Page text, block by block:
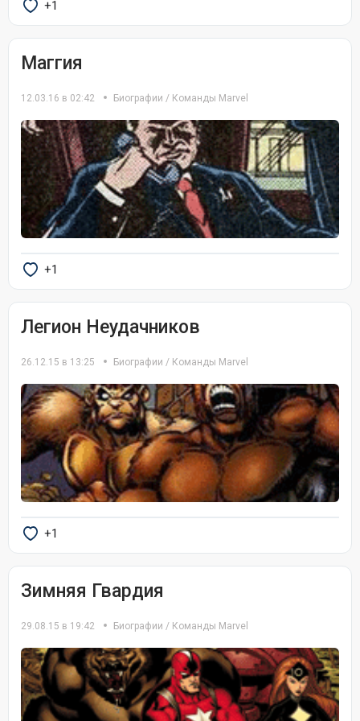
+1
Маггия
12.03.16 в 02:42 Биографии / Команды Marvel
+1
Легион Неудачников
26.12.15 в 13:25 Биографии / Команды Marvel
+1
Зимняя Гвардия
29.08.15 в 19:42 Биографии / Команды Marvel